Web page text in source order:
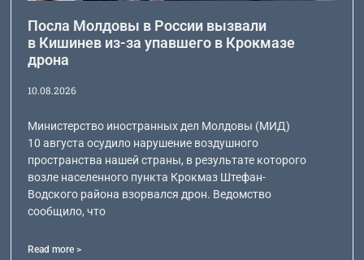
Посла Молдовы в России вызвали
в Кишинев из-за упавшего в Крокмазе
дрона
10.08.2026
Министерство иностранных дел Молдовы (МИД)
10 августа осудило нарушение воздушного
пространства нашей страны, в результате которого
возле населенного пункта Крокмаз Штефан-
Водского района взорвался дрон. Ведомство
сообщило, что
Read more >